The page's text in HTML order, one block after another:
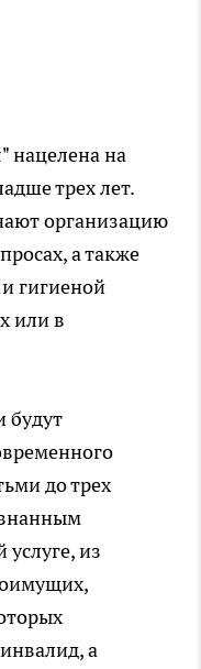
нацелена на
трех лет.
организацию
а также
гигиеной
или в
будут
до трех
из
а